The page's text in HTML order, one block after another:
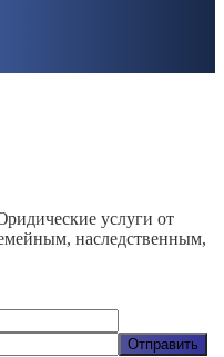
услуги от
наследственным,